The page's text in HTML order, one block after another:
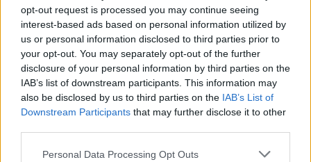
opt-out request is processed you may continue seeing
interest-based ads based on personal information utilized by
us or personal information disclosed to third parties prior to
your opt-out. You may separately opt-out of the further
disclosure of your personal information by third parties on the
IAB’s list of downstream participants. This information may
also be disclosed by us to third parties on the IAB’s List of
Downstream Participants that may further disclose it to other
Please note that this website/app uses one or more Google
Personal Data Processing Opt Outs